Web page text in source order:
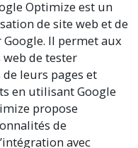
Optimize est un
de site web et de
Il permet aux
de tester
leurs pages et
en utilisant Google
propose
de
avec